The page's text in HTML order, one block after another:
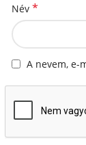
Név *
A nevem, e-